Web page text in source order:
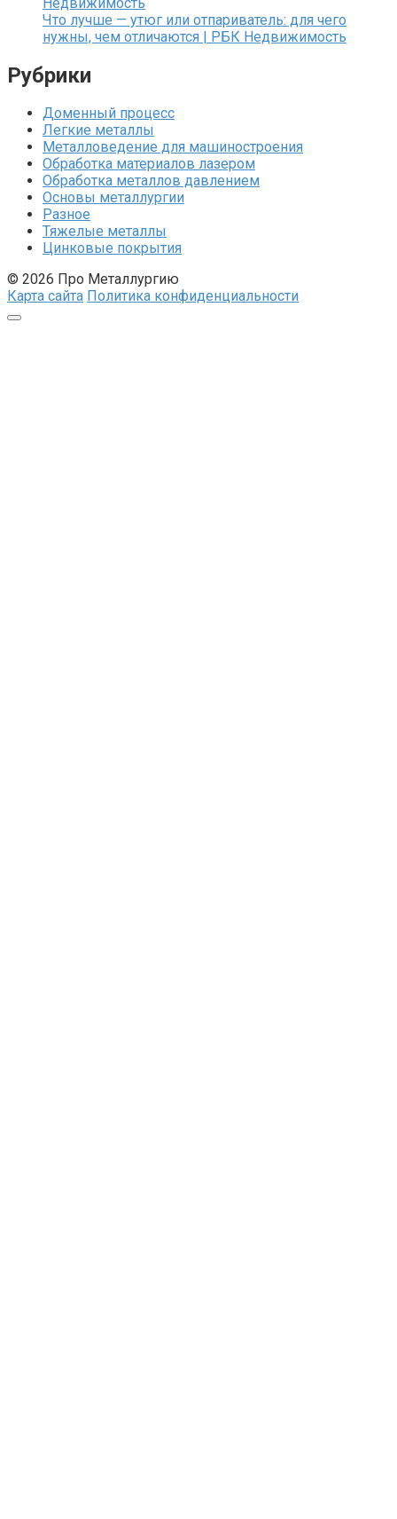
Что лучше — утюг или отпариватель: для чего
нужны, чем отличаются | РБК Недвижимость
Рубрики
Доменный процесс
Легкие металлы
Металловедение для машиностроения
Обработка материалов лазером
Обработка металлов давлением
Основы металлургии
Разное
Тяжелые металлы
Цинковые покрытия
© 2026 Про Металлургию
Карта сайта Политика конфиденциальности